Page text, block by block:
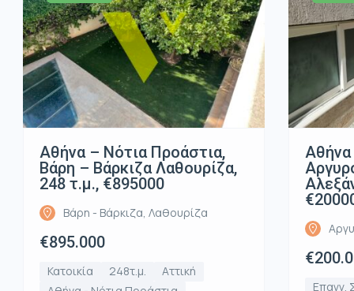
Αθήνα – Νότια Προάστια,
Βάρη – Βάρκιζα Λαθουρίζα,
248 τ.μ., €895000
Βάρη - Βάρκιζα, Λαθουρίζα
€895.000
Κατοικία 248τ.μ.
Αττική
Αθήνα
Επαγγ.